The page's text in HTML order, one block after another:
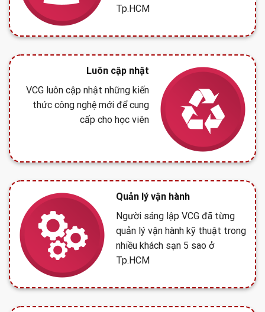
Tp.HCM
Luôn cập nhật
VCG luôn cập nhật những kiến
thức công nghệ mới để cung
cấp cho học viên
Quản lý vận hành
Người sáng lập VCG đã từng
quản lý vận hành kỹ thuật trong
nhiều khách sạn 5 sao ở
Tp.HCM